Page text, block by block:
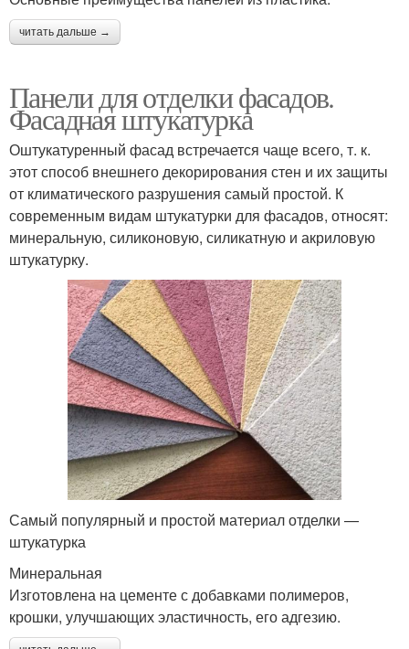
читать дальше →
Панели для отделки фасадов.
Фасадная штукатурка
Оштукатуренный фасад встречается чаще всего, т. к.
этот способ внешнего декорирования стен и их защиты
от климатического разрушения самый простой. К
современным видам штукатурки для фасадов, относят:
минеральную, силиконовую, силикатную и акриловую
штукатурку.
Самый популярный и простой материал отделки —
штукатурка
Минеральная
Изготовлена на цементе с добавками полимеров,
крошки, улучшающих эластичность, его адгезию.